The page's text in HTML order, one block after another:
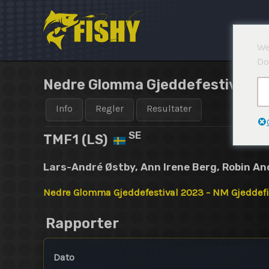
Nedre Glomma Gjeddefestival
Info Regler Resultater
TMF1 (LS) SE
Lars-André Østby, Ann Irene Berg, Robin
Nedre Glomma Gjeddefestival 2023 - NM
Rapporter
Dato